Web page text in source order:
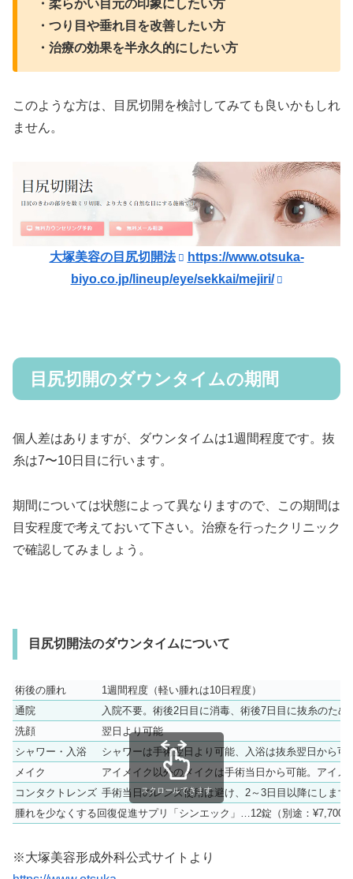
・柔らかい目元の印象にしたい方
・つり目や垂れ目を改善したい方
・治療の効果を半永久的にしたい方
このような方は、目尻切開を検討してみても良いかもしれ
ません。
大塚美容の目尻切開法
https://www.otsuka-
biyo.co.jp/lineup/eye/sekkai/mejiri/
目尻切開のダウンタイムの期間
個人差はありますが、ダウンタイムは1週間程度です。抜
糸は7〜10日目に行います。
期間については状態によって異なりますので、この期間は
目安程度で考えておいて下さい。治療を行ったクリニック
で確認してみましょう。
目尻切開法のダウンタイムについて
術後の腫れ
1週間程度（軽い腫れは10日程度）
通院
入院不要。術後2日目に消毒、術後7日目に抜糸のため
洗顔
翌日より可能
シャワー・入浴
シャワーは手術翌日より可能、入浴は抜糸翌日から可
メイク
アイメイク以外のメイクは手術当日から可能。アイ
コンタクトレンズ 手術当日のレンズ使用は避け、2～3日目以降にします
腫れを少なくする回復促進サプリ「シンエック」…12錠（別途：¥7,700
スクロールできます
※大塚美容形成外科公式サイトより